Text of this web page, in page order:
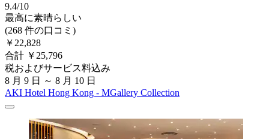
9.4/10
最高に素晴らしい
(268 件の口コミ)
￥22,828
合計 ￥25,796
税およびサービス料込み
8 月 9 日 ～ 8 月 10 日
AKI Hotel Hong Kong - MGallery Collection